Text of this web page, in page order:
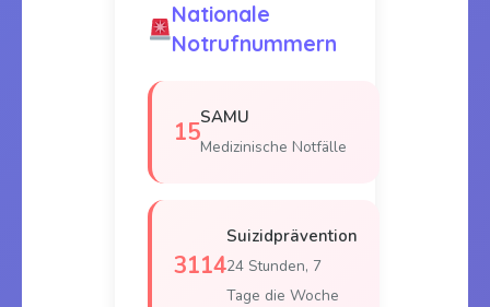
Nationale
Notrufnummern
15SAMU
Medizinische Notfälle
3114
Suizidprävention
24 Stunden, 7
Tage die Woche